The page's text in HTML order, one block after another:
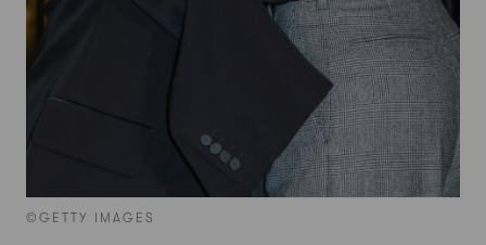
©GETTY IMAGES